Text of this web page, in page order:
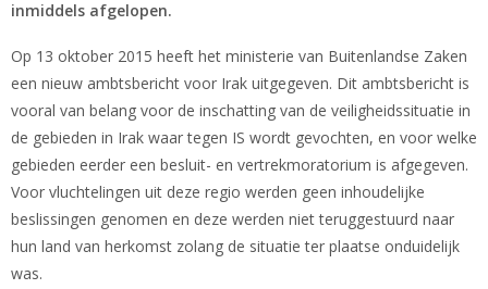
inmiddels afgelopen.
Op 13 oktober 2015 heeft het ministerie van Buitenlandse Zaken
een nieuw ambtsbericht voor Irak uitgegeven. Dit ambtsbericht is
vooral van belang voor de inschatting van de veiligheidssituatie in
de gebieden in Irak waar tegen IS wordt gevochten, en voor welke
gebieden eerder een besluit- en vertrekmoratorium is afgegeven.
Voor vluchtelingen uit deze regio werden geen inhoudelijke
beslissingen genomen en deze werden niet teruggestuurd naar
hun land van herkomst zolang de situatie ter plaatse onduidelijk
was.